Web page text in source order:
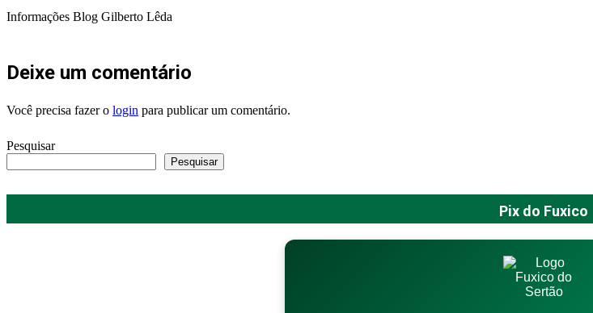
Informações Blog Gilberto Lêda
Deixe um comentário
Você precisa fazer o login para publicar um comentário.
Pesquisar
Pesquisar
Pix do Fuxico